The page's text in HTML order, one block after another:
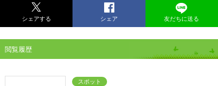
シェアする シェア 友だちに送る
閲覧履歴